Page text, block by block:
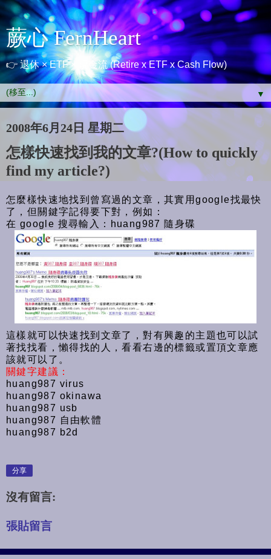
蕨心 FernHeart
👉 退休 × ETF × 現金流 (Retire x ETF x Cash Flow)
▼
2008年6月24日 星期二
怎樣快速找到我的文章?(How to quickly
find my article?)
怎麼樣快速地找到曾寫過的文章，其實用google找最快
了，但關鍵字記得要下對，例如：
在 google 搜尋輸入：huang987 隨身碟
這樣就可以快速找到文章了，對有興趣的主題也可以試
著找找看，懶得找的人，看看右邊的標籤或置頂文章應
該就可以了。
關鍵字建議：
huang987 virus
huang987 okinawa
huang987 usb
huang987 自由軟體
huang987 b2d
分享
沒有留言:
張貼留言